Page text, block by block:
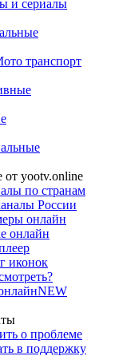
и сериалы
транспорт
от yootv.online
по странам
России
онлайн
онлайн
иконок
NEW
о проблеме
в поддержку